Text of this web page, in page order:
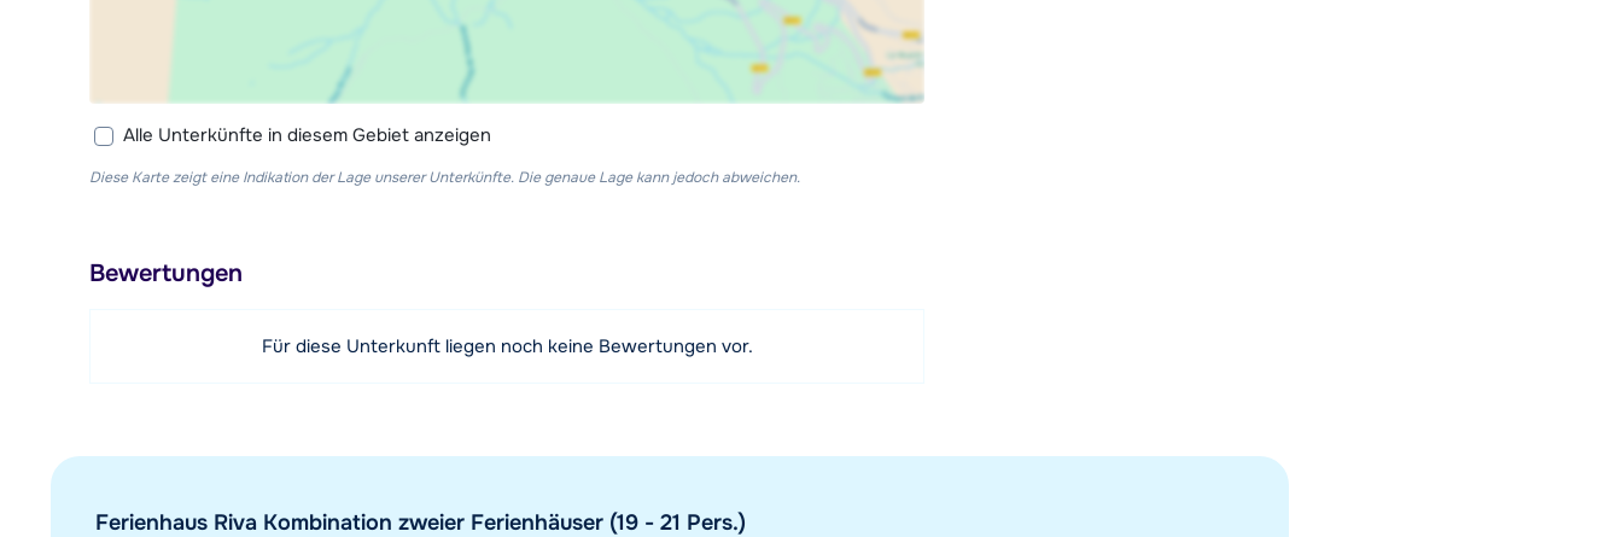
Alle Unterkünfte in diesem Gebiet anzeigen
Diese Karte zeigt eine Indikation der Lage unserer Unterkünfte. Die genaue Lage kann jedoch abweichen.
Bewertungen
Für diese Unterkunft liegen noch keine Bewertungen vor.
Ferienhaus Riva Kombination zweier Ferienhäuser (19 - 21 Pers.)